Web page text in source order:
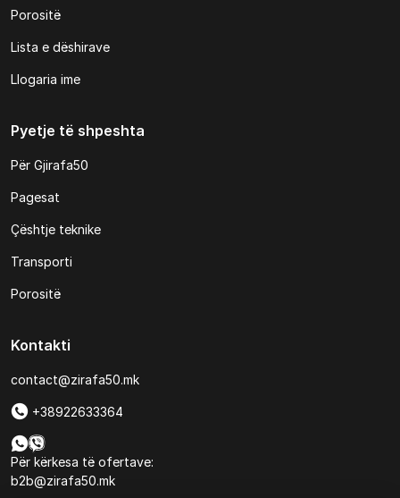
Porositë
Lista e dëshirave
Llogaria ime
Pyetje të shpeshta
Për Gjirafa50
Pagesat
Çështje teknike
Transporti
Porositë
Kontakti
contact@zirafa50.mk
+38922633364
Për kërkesa të ofertave:
b2b@zirafa50.mk